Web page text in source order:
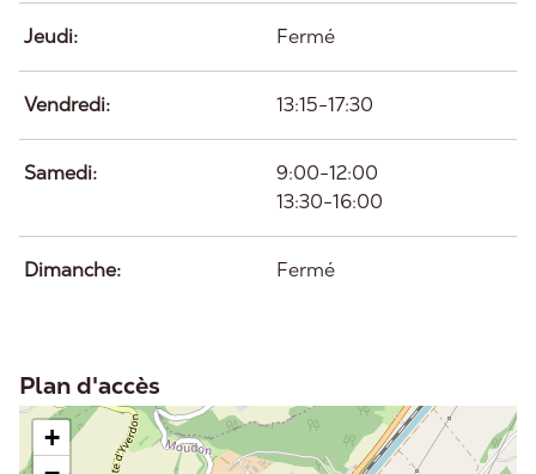
Jeudi: Fermé
Vendredi: 13:15-17:30
Samedi:
9:00-12:00
13:30-16:00
Dimanche: Fermé
Plan d'accès
+